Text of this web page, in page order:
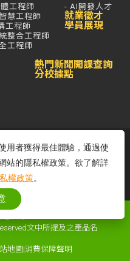
工程師
慧工程師
工程師
整合工程師
工程師
- AI開發人才
就業徵才
學員展現
熱門新聞
分校據點
開課查詢
最安心，
文中所提及之產品名
地圖|消費保障聲明
用者獲得最佳體驗，通過使
站的隱私權政策。欲了解詳
權政策。